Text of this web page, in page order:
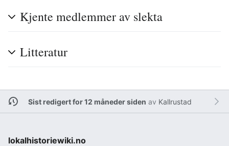
Kjente medlemmer av slekta
Litteratur
Sist redigert for 12 måneder siden av Kallrustad
lokalhistoriewiki.no